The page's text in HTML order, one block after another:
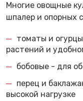
Многие овощные
шпалер и опорных
томаты и
растений и
бобовые - для
перец и
высокой нагрузке